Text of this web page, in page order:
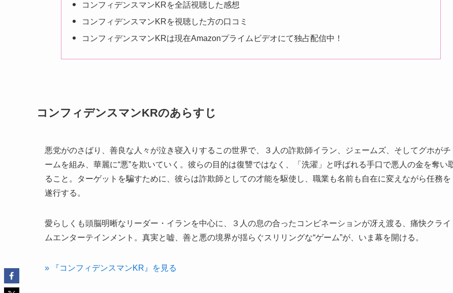
コンフィデンスマンKRを全話視聴した感想
コンフィデンスマンKRを視聴した方の口コミ
コンフィデンスマンKRは現在Amazonプライムビデオにて独占配信中！
コンフィデンスマンKRのあらすじ
悪党がのさばり、善良な人々が泣き寝入りするこの世界で、３人の詐欺師イラン、ジェームズ、そしてグホがチ
ームを組み、華麗に“悪”を欺いていく。彼らの目的は復讐ではなく、「洗濯」と呼ばれる手口で悪人の金を奪い
ること。ターゲットを騙すために、彼らは詐欺師としての才能を駆使し、職業も名前も自在に変えながら任務を
遂行する。
愛らしくも頭脳明晰なリーダー・イランを中心に、３人の息の合ったコンビネーションが冴え渡る、痛快クライ
ムエンターテインメント。真実と嘘、善と悪の境界が揺らぐスリリングな“ゲーム”が、いま幕を開ける。
» 『コンフィデンスマンKR』を見る